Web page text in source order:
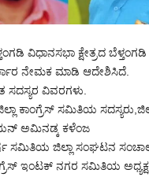
ವಿಧಾನಸಭಾ ಕ್ಷೇತ್ರದ
ನೇಮಕ ಮಾಡಿ ಆದೇಶಿಸಿದೆ.
ಸದಸ್ಯರ ವಿವರಗಳು.
ಕಾಂಗ್ರೆಸ್ ಸಮಿತಿಯ
ಅಮಿನಡ್ಕ ಕಳೆಂಜ
ಸಮಿತಿಯ ಜಿಲ್ಲಾ ಸಂಘಟನ
ಇಂಟಕ್ ನಗರ ಸಮಿತಿಯ